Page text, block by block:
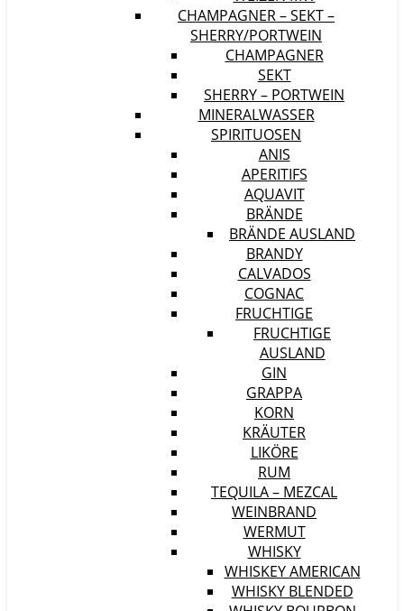
CHAMPAGNER – SEKT –
SHERRY/PORTWEIN
CHAMPAGNER
SEKT
SHERRY – PORTWEIN
MINERALWASSER
SPIRITUOSEN
ANIS
APERITIFS
AQUAVIT
BRÄNDE
BRÄNDE AUSLAND
BRANDY
CALVADOS
COGNAC
FRUCHTIGE
FRUCHTIGE
AUSLAND
GIN
GRAPPA
KORN
KRÄUTER
LIKÖRE
RUM
TEQUILA – MEZCAL
WEINBRAND
WERMUT
WHISKY
WHISKEY AMERICAN
WHISKY BLENDED